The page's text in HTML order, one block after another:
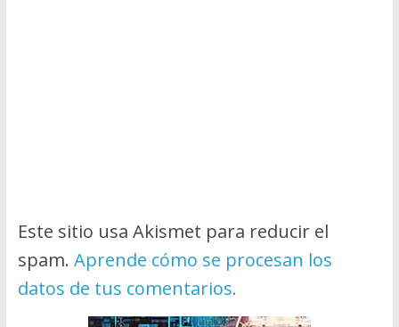
Este sitio usa Akismet para reducir el
spam. Aprende cómo se procesan los
datos de tus comentarios.